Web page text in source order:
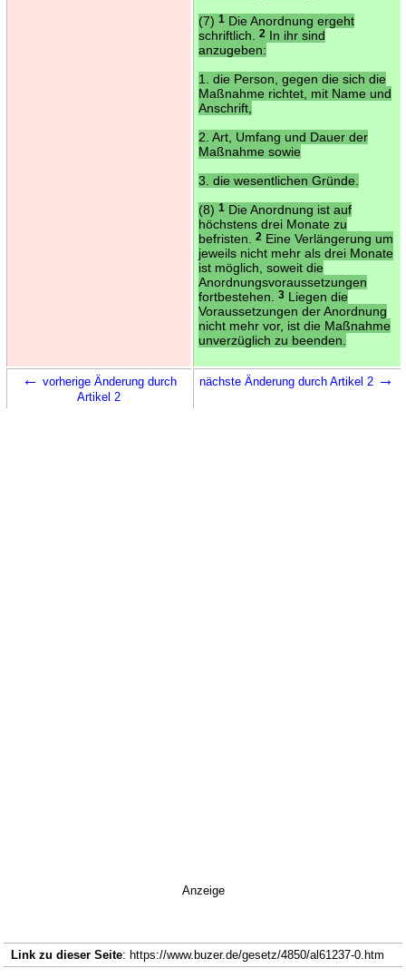
(7) 1Die Anordnung ergeht
schriftlich.
2In ihr sind
anzugeben:
1. die Person, gegen die sich die
Maßnahme richtet, mit Name und
Anschrift,
2. Art, Umfang und Dauer der
Maßnahme sowie
3. die wesentlichen Gründe.
(8) 1Die Anordnung ist auf
höchstens drei Monate zu
befristen.
2Eine Verlängerung um
jeweils nicht mehr als drei Monate
ist möglich, soweit die
Anordnungsvoraussetzungen
fortbestehen.
3Liegen die
Voraussetzungen der Anordnung
nicht mehr vor, ist die Maßnahme
unverzüglich zu beenden.
← vorherige Änderung durch
Artikel 2
nächste Änderung durch Artikel 2 →
Anzeige
Link zu dieser Seite: https://www.buzer.de/gesetz/4850/al61237-0.htm